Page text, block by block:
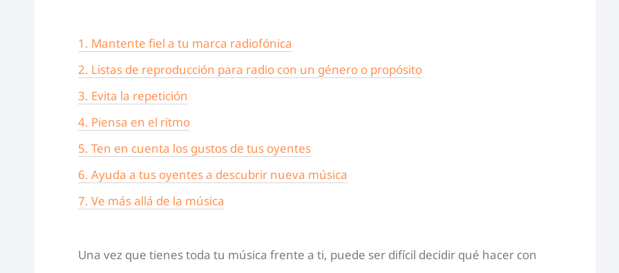
1. Mantente fiel a tu marca radiofónica
2. Listas de reproducción para radio con un género o propósito
3. Evita la repetición
4. Piensa en el ritmo
5. Ten en cuenta los gustos de tus oyentes
6. Ayuda a tus oyentes a descubrir nueva música
7. Ve más allá de la música
Una vez que tienes toda tu música frente a ti, puede ser difícil decidir qué hacer con